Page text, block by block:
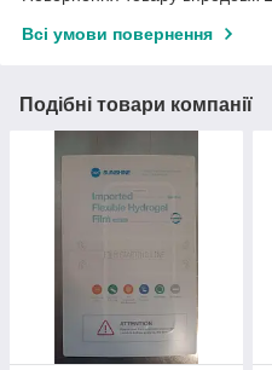
Всі умови повернення
Подібні товари компанії